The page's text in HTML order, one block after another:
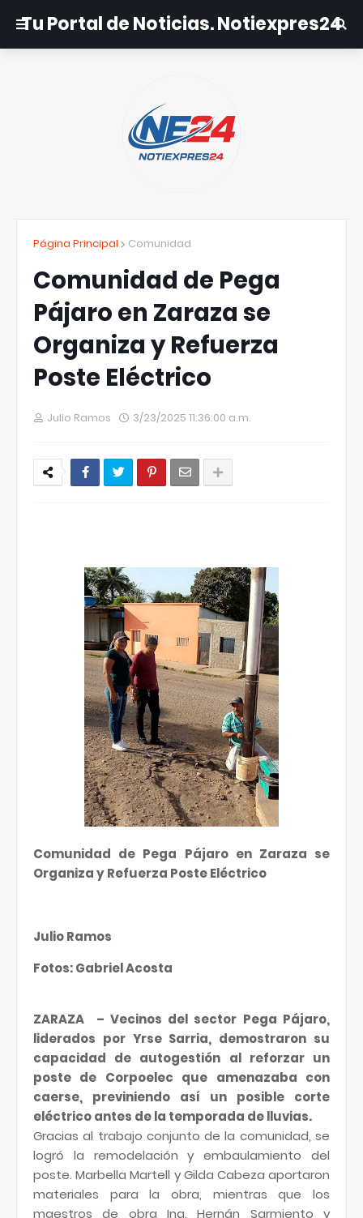
Tu Portal de Noticias. Notiexpres24
Página Principal Comunidad
Comunidad de Pega
Pájaro en Zaraza se
Organiza y Refuerza
Poste Eléctrico
Julio Ramos 3/23/2025 11:36:00 a.m.
Comunidad de Pega Pájaro en Zaraza se
Organiza y Refuerza Poste Eléctrico
Julio Ramos
Fotos: Gabriel Acosta
ZARAZA
– Vecinos del sector Pega Pájaro,
liderados por Yrse Sarria, demostraron su
capacidad de autogestión al reforzar un
poste de Corpoelec que amenazaba con
caerse, previniendo así un posible corte
eléctrico antes de la temporada de lluvias.
Gracias al trabajo conjunto de la comunidad, se
logró la remodelación y embaulamiento del
poste. Marbella Martell y Gilda Cabeza aportaron
materiales para la obra, mientras que los
maestros de obra Ing. Hernán Sarmiento y